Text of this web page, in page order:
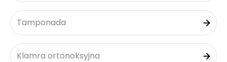
Tamponada
Klamra ortonoksyjna